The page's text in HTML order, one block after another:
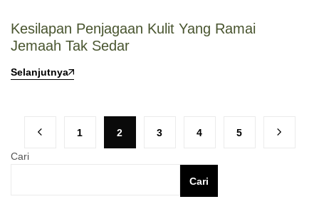
Kesilapan Penjagaan Kulit Yang Ramai
Jemaah Tak Sedar
Selanjutnya
1 2 3 4 5
Cari
Cari